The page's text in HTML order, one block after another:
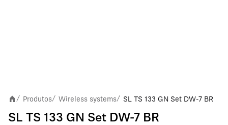
/ Produtos/ Wireless systems/ SL TS 133 GN Set DW-7 BR
SL TS 133 GN Set DW-7 BR